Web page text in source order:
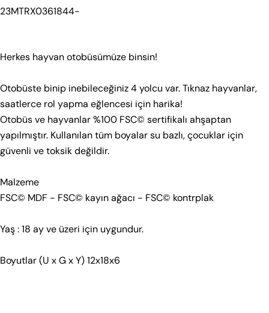
Stok
23MTRX0361844-
Herkes hayvan otobüsümüze binsin!
Otobüste binip inebileceğiniz 4 yolcu var. Tıknaz hayvanlar,
saatlerce rol yapma eğlencesi için harika!
Otobüs ve hayvanlar %100 FSC© sertifikalı ahşaptan
yapılmıştır. Kullanılan tüm boyalar su bazlı, çocuklar için
güvenli ve toksik değildir.
Malzeme
FSC© MDF - FSC© kayın ağacı - FSC© kontrplak
Yaş : 18 ay ve üzeri için uygundur.
Boyutlar (U x G x Y) 12x18x6
Aşağıdan kategori seç. Tekstil ve Ayakkabı için ayrı
rehberler sunuyoruz.
Bebek – Üretim Seti A (0–18 Ay)
YAŞ
2–4 Ay
6–9 Ay
12 Ay
Bu ürünü paylaş
Paylaş
Bir soru sor
E-
Telefonunuz
Mesajın